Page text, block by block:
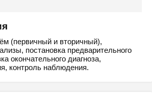
(первичный и вторичный),
постановка предварительного
окончательного диагноза,
контроль наблюдения.